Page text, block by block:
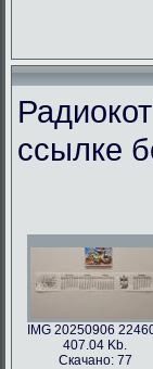
ссылке
IMG 20250906
407.04 Kb.
Скачано: 77